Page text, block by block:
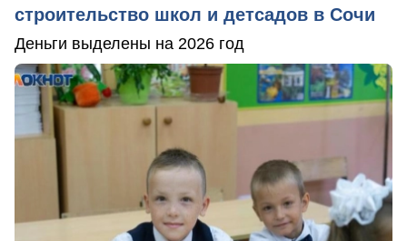
строительство школ и детсадов в Сочи
Деньги выделены на 2026 год